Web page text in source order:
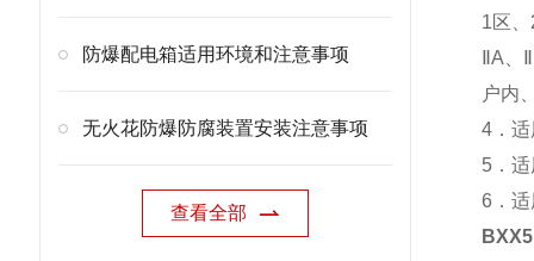
防爆配电箱适用环境和注意事项
无火花防爆防腐装置安装注意事项
查看全部
1区
ⅡA
户内
4．
5．
6．